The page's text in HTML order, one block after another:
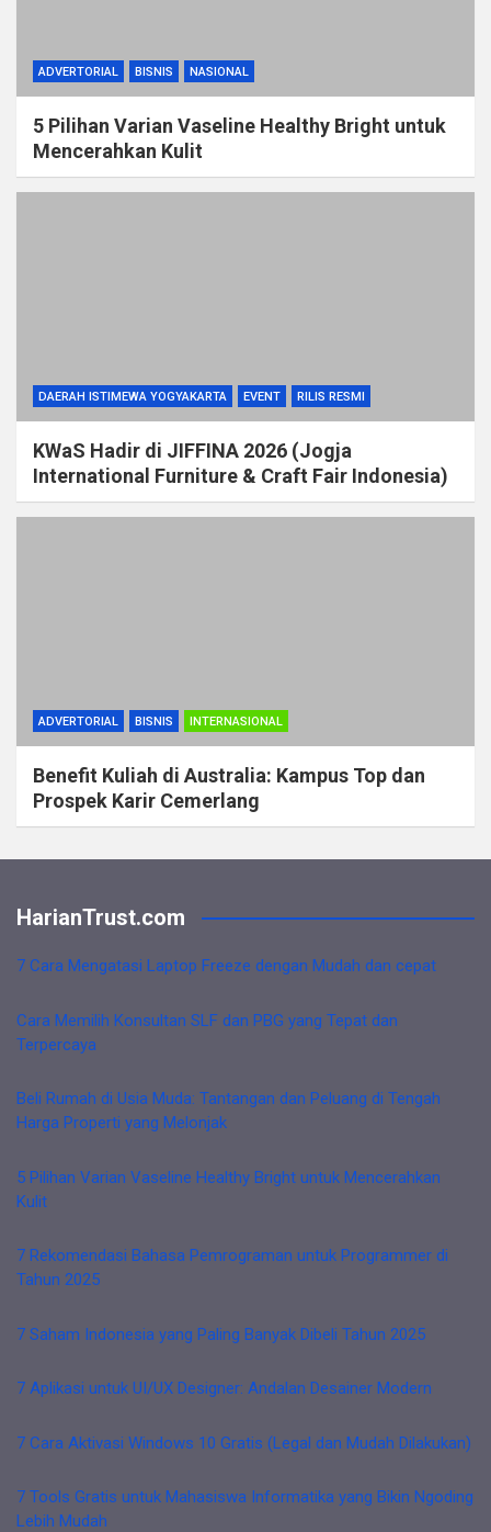
ADVERTORIAL BISNIS NASIONAL
5 Pilihan Varian Vaseline Healthy Bright untuk
Mencerahkan Kulit
DAERAH ISTIMEWA YOGYAKARTA EVENT RILIS RESMI
KWaS Hadir di JIFFINA 2026 (Jogja
International Furniture & Craft Fair Indonesia)
ADVERTORIAL BISNIS INTERNASIONAL
Benefit Kuliah di Australia: Kampus Top dan
Prospek Karir Cemerlang
HarianTrust.com
7 Cara Mengatasi Laptop Freeze dengan Mudah dan cepat
Cara Memilih Konsultan SLF dan PBG yang Tepat dan
Terpercaya
Beli Rumah di Usia Muda: Tantangan dan Peluang di Tengah
Harga Properti yang Melonjak
5 Pilihan Varian Vaseline Healthy Bright untuk Mencerahkan
Kulit
7 Rekomendasi Bahasa Pemrograman untuk Programmer di
Tahun 2025
7 Saham Indonesia yang Paling Banyak Dibeli Tahun 2025
7 Aplikasi untuk UI/UX Designer: Andalan Desainer Modern
7 Cara Aktivasi Windows 10 Gratis (Legal dan Mudah Dilakukan)
7 Tools Gratis untuk Mahasiswa Informatika yang Bikin Ngoding
Lebih Mudah